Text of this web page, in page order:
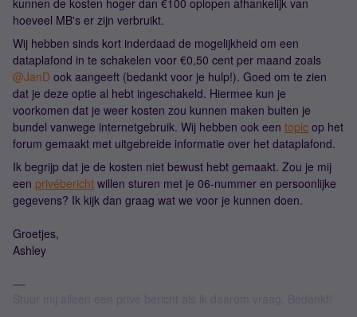
kunnen de kosten hoger dan €100 oplopen afhankelijk van
hoeveel MB's er zijn verbruikt.
Wij hebben sinds kort inderdaad de mogelijkheid om een
dataplafond in te schakelen voor €0,50 cent per maand zoals
@JanD ook aangeeft (bedankt voor je hulp!). Goed om te zien
dat je deze optie al hebt ingeschakeld. Hiermee kun je
voorkomen dat je weer kosten zou kunnen maken buiten je
bundel vanwege internetgebruik. Wij hebben ook een topic op het
forum gemaakt met uitgebreide informatie over het dataplafond.
Ik begrijp dat je de kosten niet bewust hebt gemaakt. Zou je mij
een privébericht willen sturen met je 06-nummer en persoonlijke
gegevens? Ik kijk dan graag wat we voor je kunnen doen.
Groetjes,
Ashley